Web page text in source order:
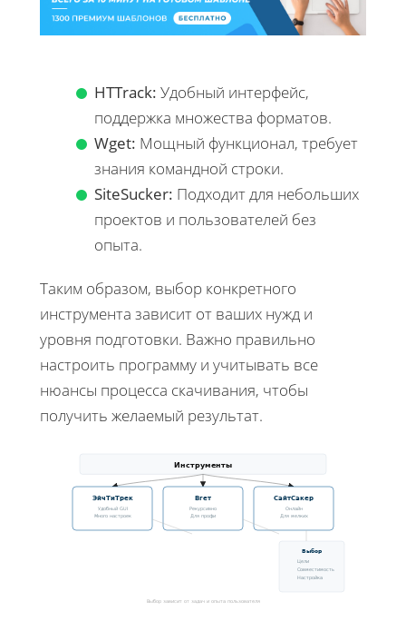
HTTrack: Удобный интерфейс,
поддержка множества форматов.
Wget: Мощный функционал, требует
знания командной строки.
SiteSucker: Подходит для небольших
проектов и пользователей без
опыта.
Таким образом, выбор конкретного
инструмента зависит от ваших нужд и
уровня подготовки. Важно правильно
настроить программу и учитывать все
нюансы процесса скачивания, чтобы
получить желаемый результат.
Инструменты
ЭйчТиТрек
Удобный GUI
Много настроек
Вгет
Рекурсивно
Для профи
СайтСакер
Онлайн
Для мелких
Выбор
Цели
Совместимость
Настройка
Выбор зависит от задач и опыта пользователя